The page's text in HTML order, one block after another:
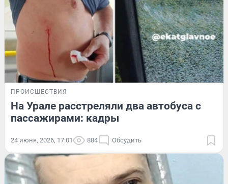
ПРОИСШЕСТВИЯ
На Урале расстреляли два автобуса с
пассажирами: кадры
24 июня, 2026, 17:01 884 Обсудить